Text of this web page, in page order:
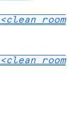
clean
room
clean
room